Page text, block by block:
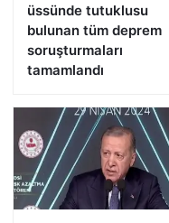
üssünde tutuklusu
bulunan tüm deprem
soruşturmaları
tamamlandı